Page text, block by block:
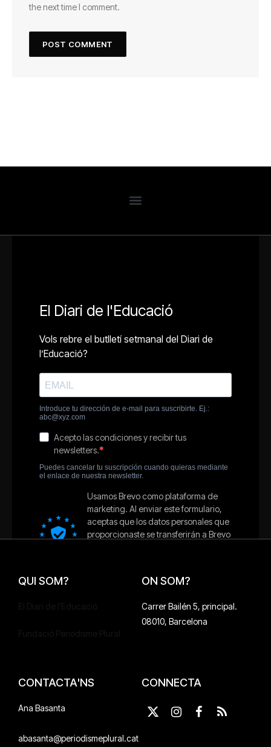
the next time I comment.
QUI SOM? ON SOM?
Carrer Bailén 5, principal.
08010, Barcelona
CONTACTA'NS
Ana Basanta
abasanta@periodismeplural.cat
CONNECTA
X
InstagramFacebook
RSS